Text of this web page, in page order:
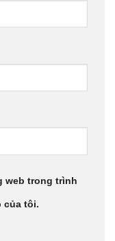
web trong trình
của tôi.